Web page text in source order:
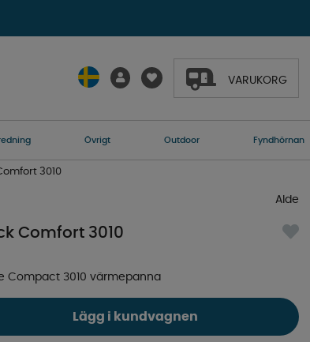
VARUKORG
Övrigt Outdoor Fyndhörnan
3010
Comfort 3010
Compact 3010 värmepanna
Alde
Lägg i kundvagnen